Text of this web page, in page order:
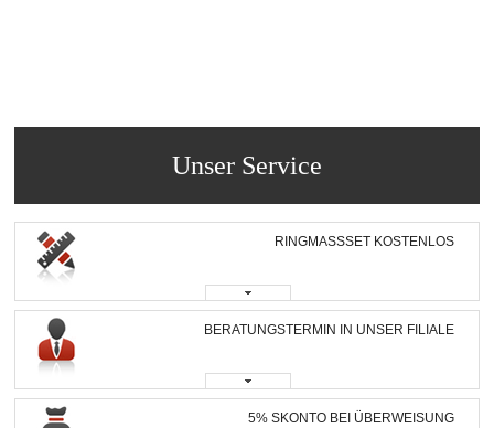
Unser Service
RINGMASSSET KOSTENLOS
BERATUNGSTERMIN IN UNSER FILIALE
5% SKONTO BEI ÜBERWEISUNG